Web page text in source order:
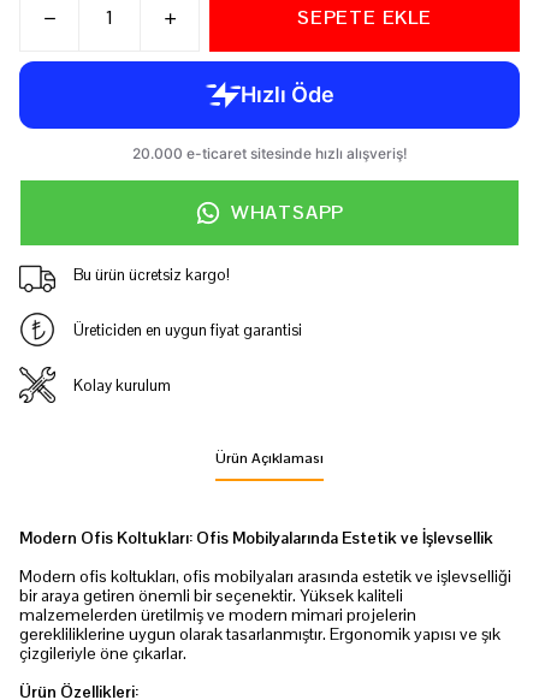
SEPETE EKLE
WHATSAPP
Bu ürün ücretsiz kargo!
Üreticiden en uygun fiyat garantisi
Kolay kurulum
Ürün Açıklaması
Modern Ofis Koltukları: Ofis Mobilyalarında Estetik ve İşlevsellik
Modern ofis koltukları, ofis mobilyaları arasında estetik ve işlevselliği
bir araya getiren önemli bir seçenektir. Yüksek kaliteli
malzemelerden üretilmiş ve modern mimari projelerin
gerekliliklerine uygun olarak tasarlanmıştır. Ergonomik yapısı ve şık
çizgileriyle öne çıkarlar.
Ürün Özellikleri: